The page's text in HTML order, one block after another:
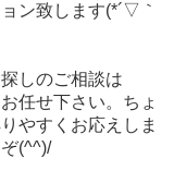
ン致します(*´▽｀
しのご相談は
任せ下さい。ちょ
やすくお応えしま
(^^)/